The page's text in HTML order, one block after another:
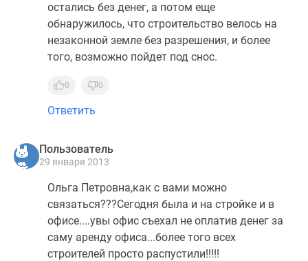
остались без денег, а потом еще
обнаружилось, что строительство велось на
незаконной земле без разрешения, и более
того, возможно пойдет под снос.
0 0
Ответить
Пользователь
29 января 2013
Ольга Петровна,как с вами можно
связаться???Сегодня была и на стройке и в
офисе....увы офис съехал не оплатив денег за
саму аренду офиса...более того всех
строителей просто распустили!!!!!